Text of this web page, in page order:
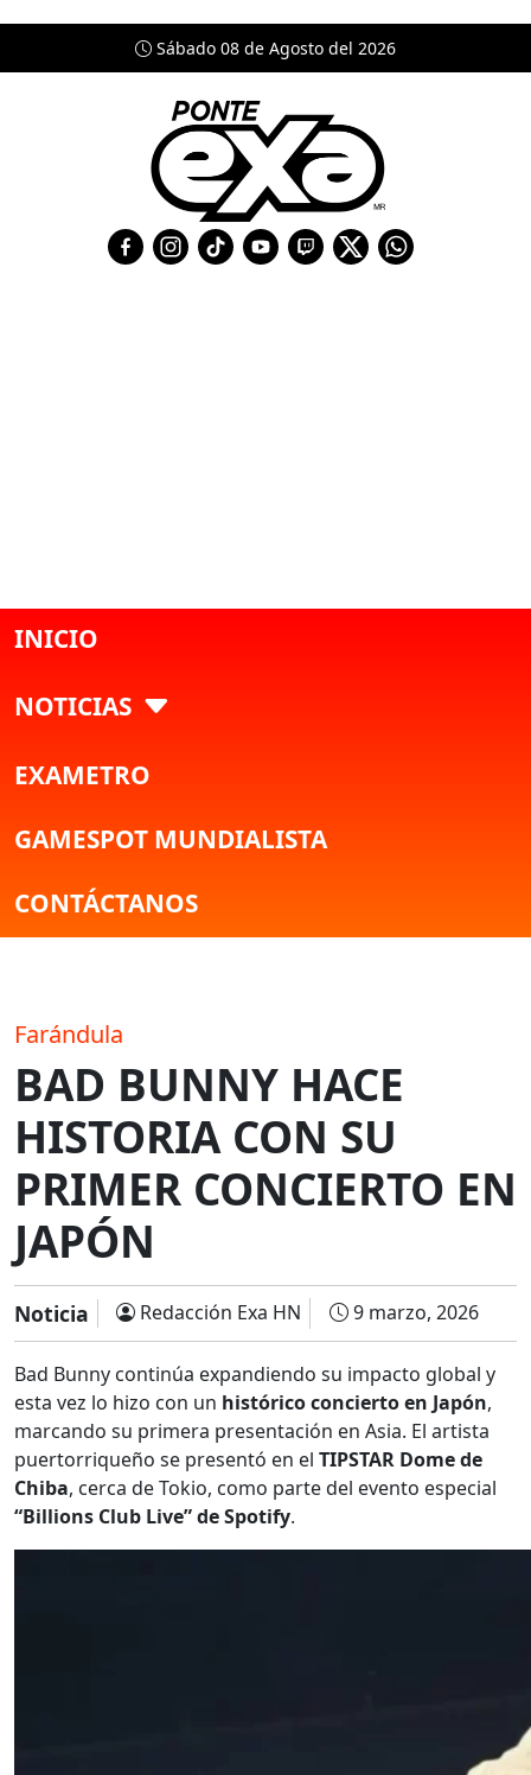
Sábado 08 de Agosto del 2026
INICIO
NOTICIAS
EXAMETRO
GAMESPOT MUNDIALISTA
CONTÁCTANOS
Farándula
BAD BUNNY HACE
HISTORIA CON SU
PRIMER CONCIERTO EN
JAPÓN
Noticia Redacción Exa HN 9 marzo, 2026
Bad Bunny continúa expandiendo su impacto global y
esta vez lo hizo con un histórico concierto en Japón,
marcando su primera presentación en Asia. El artista
puertorriqueño se presentó en el TIPSTAR Dome de
Chiba, cerca de Tokio, como parte del evento especial
“Billions Club Live” de Spotify.